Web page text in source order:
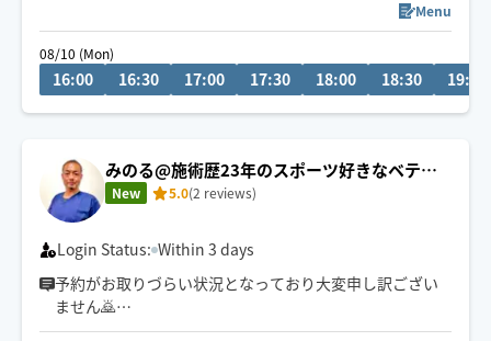
“この疲れをどうにかしたい”
そう思った時にふっと力を抜ける特別なひとときをお届
けします。
お気軽にメッセージからご相談ください。
Menu
08/10 (Mon)
16:00 16:30 17:00 17:30 18:00 18:30 19:00
みのる@施術歴23年のスポーツ好きなベテラ
ン先生⚾️
New 5.0(2 reviews)
Login Status: Within 3 days
予約がお取りづらい状況となっており大変申し訳ござい
ません🙇
性別問わずお客様一人一人に合わせた施術をご提供いた